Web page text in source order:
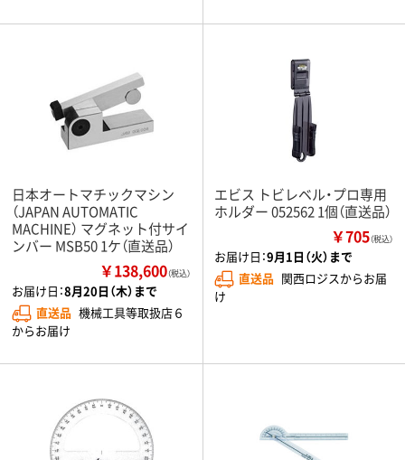
日本オートマチックマシン
（JAPAN AUTOMATIC
MACHINE） マグネット付サイ
ンバー MSB50 1ケ（直送品）
￥138,600（税込）
お届け日：8月20日（木）まで
直送品 機械工具等取扱店６
からお届け
エビス トビレベル・プロ専用
ホルダー 052562 1個（直送品）
￥705（税込）
お届け日：9月1日（火）まで
直送品 関西ロジスからお届
け